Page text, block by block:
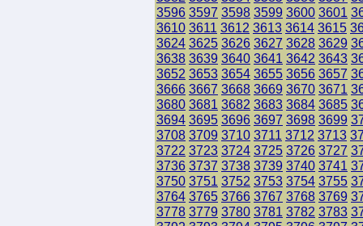
3596 3597 3598 3599 3600 3601
3610 3611 3612 3613 3614 3615
3624 3625 3626 3627 3628 3629
3638 3639 3640 3641 3642 3643
3652 3653 3654 3655 3656 3657
3666 3667 3668 3669 3670 3671
3680 3681 3682 3683 3684 3685
3694 3695 3696 3697 3698 3699
3708 3709 3710 3711 3712 3713
3722 3723 3724 3725 3726 3727
3736 3737 3738 3739 3740 3741
3750 3751 3752 3753 3754 3755
3764 3765 3766 3767 3768 3769
3778 3779 3780 3781 3782 3783